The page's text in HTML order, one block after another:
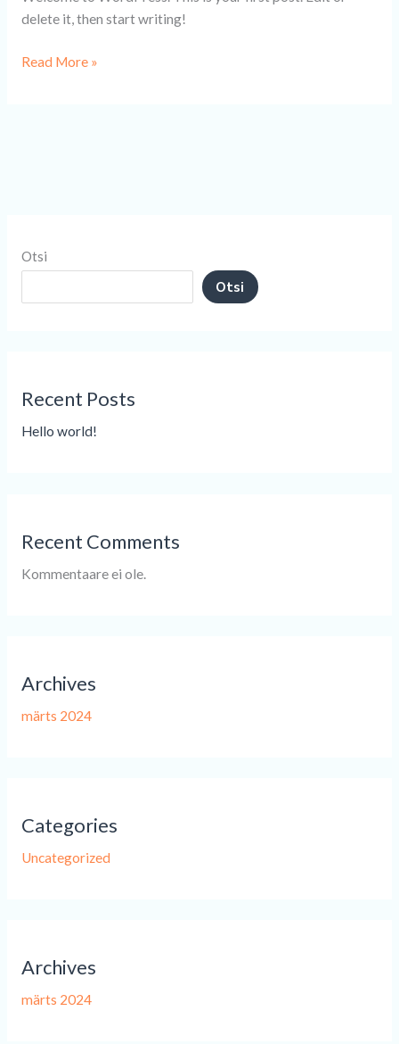
delete it, then start writing!
Read More »
Otsi
Otsi
Recent Posts
Hello world!
Recent Comments
Kommentaare ei ole.
Archives
märts 2024
Categories
Uncategorized
Archives
märts 2024